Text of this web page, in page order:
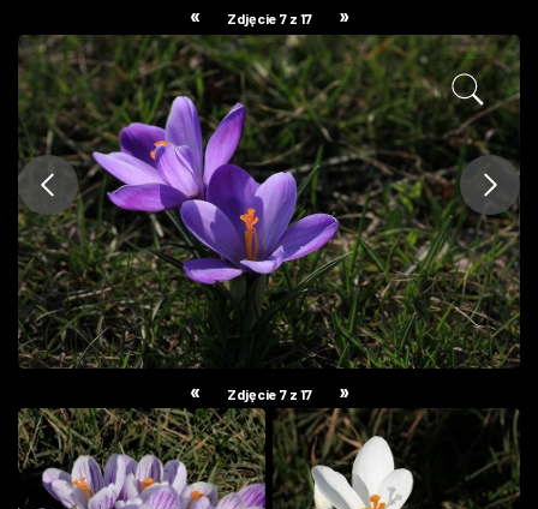
ZDJĘCIA
W RZESZOWIE
« Zdjęcie 7 z 17 »
« Zdjęcie 7 z 17 »